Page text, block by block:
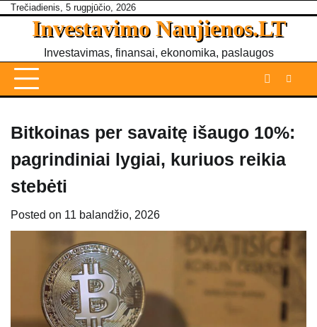
Skip
content
Trečiadienis, 5 rugpjūčio, 2026
Investavimo Naujienos.LT
Investavimas, finansai, ekonomika, paslaugos
Bitkoinas per savaitę išaugo 10%:
pagrindiniai lygiai, kuriuos reikia
stebėti
Posted on 11 balandžio, 2026